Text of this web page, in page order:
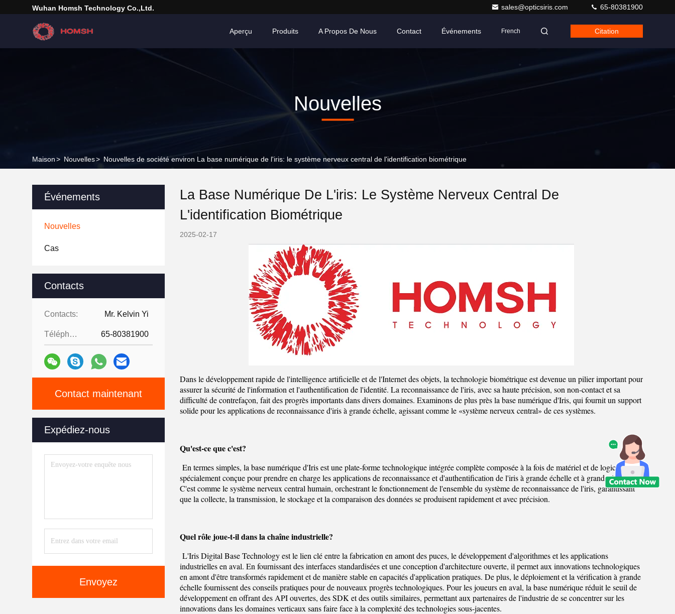
Wuhan Homsh Technology Co.,Ltd. sales@opticsiris.com 65-80381900
Aperçu Produits A Propos De Nous Contact Événements French Citation
Nouvelles
Maison> Nouvelles> Nouvelles de société environ La base numérique de l'iris: le système nerveux central de l'identification biométrique
Événements
Nouvelles
Cas
Contacts
Contacts: Mr. Kelvin Yi
Téléphone: 65-80381900
Contact maintenant
Expédiez-nous
Envoyez
La Base Numérique De L'iris: Le Système Nerveux Central De
L'identification Biométrique
2025-02-17
Dans le développement rapide de l'intelligence artificielle et de l'Internet des objets, la technologie biométrique est devenue un pilier important pour
assurer la sécurité de l'information et l'authentification de l'identité. La reconnaissance de l'iris, avec sa haute précision, son non-contact et sa
difficulté de contrefaçon, fait des progrès importants dans divers domaines. Examinons de plus près la base numérique d'Iris, qui fournit un support
solide pour les applications de reconnaissance d'iris à grande échelle, agissant comme le «système nerveux central» de ces systèmes.
Qu'est-ce que c'est?
En termes simples, la base numérique d'Iris est une plate-forme technologique intégrée complète composée à la fois de matériel et de logiciels,
spécialement conçue pour prendre en charge les applications de reconnaissance et d'authentification de l'iris à grande échelle et à grande échelle.
C'est comme le système nerveux central humain, orchestrant le fonctionnement de l'ensemble du système de reconnaissance de l'iris, garantissant
que la collecte, la transmission, le stockage et la comparaison des données se produisent rapidement et avec précision.
Quel rôle joue-t-il dans la chaîne industrielle?
L'Iris Digital Base Technology est le lien clé entre la fabrication en amont des puces, le développement d'algorithmes et les applications
industrielles en aval. En fournissant des interfaces standardisées et une conception d'architecture ouverte, il permet aux innovations technologiques
en amont d'être transformés rapidement et de manière stable en capacités d'application pratiques. De plus, le déploiement et la vérification à grande
échelle fournissent des conseils pratiques pour de nouveaux progrès technologiques. Pour les joueurs en aval, la base numérique réduit le seuil de
développement en offrant des API ouvertes, des SDK et des outils similaires, permettant aux partenaires de l'industrie de se concentrer sur les
innovations dans les domaines verticaux sans faire face à la complexité des technologies sous-jacentes.